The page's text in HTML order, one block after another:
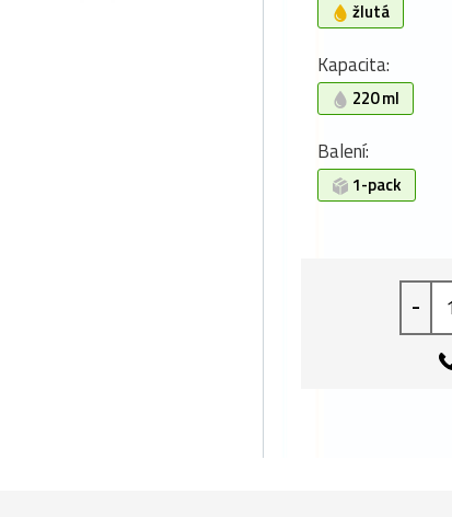
žlutá
Kapacita:
220 ml
Balení:
1-pack
-